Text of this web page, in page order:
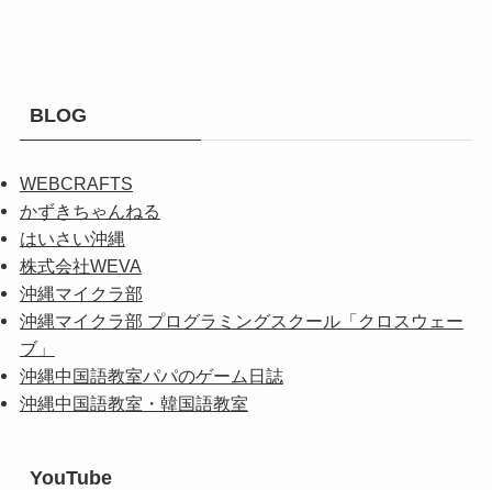
BLOG
WEBCRAFTS
かずきちゃんねる
はいさい沖縄
株式会社WEVA
沖縄マイクラ部
沖縄マイクラ部 プログラミングスクール「クロスウェー
ブ」
沖縄中国語教室パパのゲーム日誌
沖縄中国語教室・韓国語教室
YouTube